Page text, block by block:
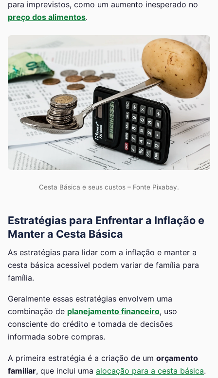
para imprevistos, como um aumento inesperado no
preço dos alimentos.
Cesta Básica e seus custos – Fonte Pixabay.
Estratégias para Enfrentar a Inflação e
Manter a Cesta Básica
As estratégias para lidar com a inflação e manter a
cesta básica acessível podem variar de família para
família.
Geralmente essas estratégias envolvem uma
combinação de planejamento financeiro, uso
consciente do crédito e tomada de decisões
informada sobre compras.
A primeira estratégia é a criação de um orçamento
familiar, que inclui uma alocação para a cesta básica.